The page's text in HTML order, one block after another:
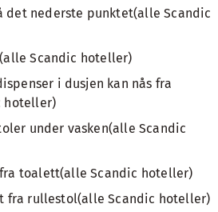
det nederste punktet(alle Scandic
Scandic hoteller)
i dusjen kan nås fra
hoteller)
under vasken(alle Scandic
toalett(alle Scandic hoteller)
fra rullestol(alle Scandic hoteller)